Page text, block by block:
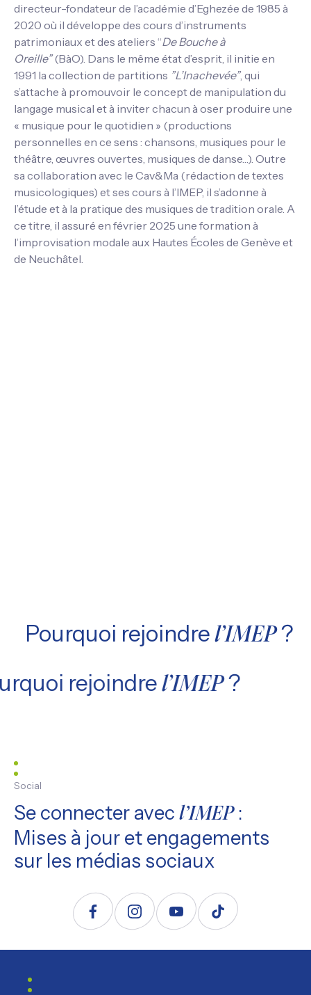
directeur-fondateur de l’académie d’Eghezée de 1985 à
2020 où il développe des cours d’instruments
patrimoniaux et des ateliers “De Bouche à
Oreille”(BàO). Dans le même état d’esprit, il initie en
1991 la collection de partitions ”L’Inachevée”, qui
s’attache à promouvoir le concept de manipulation du
langage musical et à inviter chacun à oser produire une
« musique pour le quotidien » (productions
personnelles en ce sens : chansons, musiques pour le
théâtre, œuvres ouvertes, musiques de danse…). Outre
sa collaboration avec le Cav&Ma (rédaction de textes
musicologiques) et ses cours à l’IMEP, il s’adonne à
l’étude et à la pratique des musiques de tradition orale. A
ce titre, il assuré en février 2025 une formation à
l’improvisation modale aux Hautes Écoles de Genève et
de Neuchâtel.
Pourquoi rejoindre l’IMEP?
rejoindre l’IMEP?
Social
Se connecter avec l’IMEP:
Mises à jour et engagements
sur les médias sociaux